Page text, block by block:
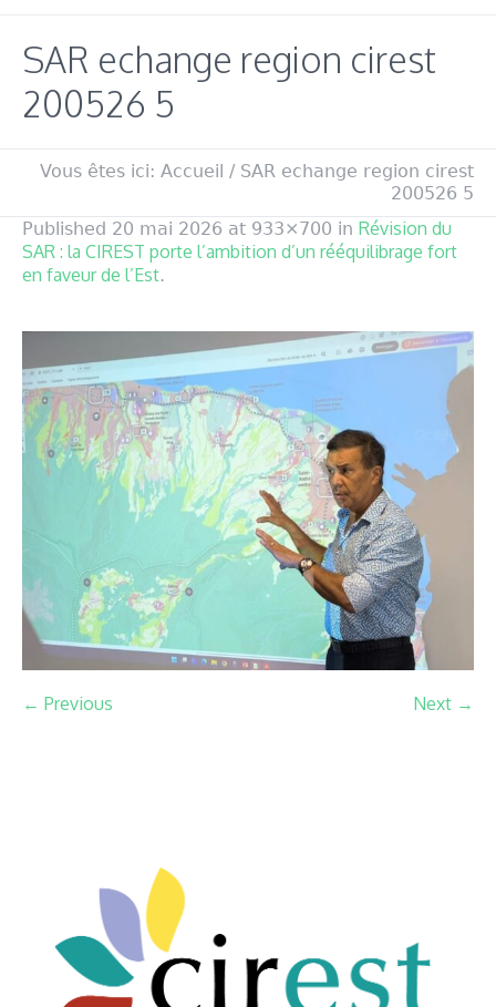
SAR echange region cirest
200526 5
Vous êtes ici: Accueil / SAR echange region cirest
200526 5
Published 20 mai 2026 at 933×700 in Révision du
SAR : la CIREST porte l’ambition d’un rééquilibrage fort
en faveur de l’Est.
← Previous Next →